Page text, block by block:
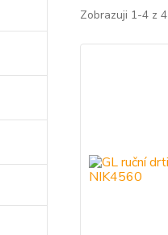
Zobrazuji 1-4 z 4